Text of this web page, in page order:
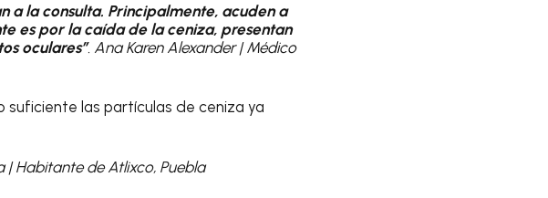
a la consulta. Principalmente, acuden a
es por la caída de la ceniza, presentan
oculares”. Ana Karen Alexander | Médico
suficiente las partículas de ceniza ya
| Habitante de Atlixco, Puebla